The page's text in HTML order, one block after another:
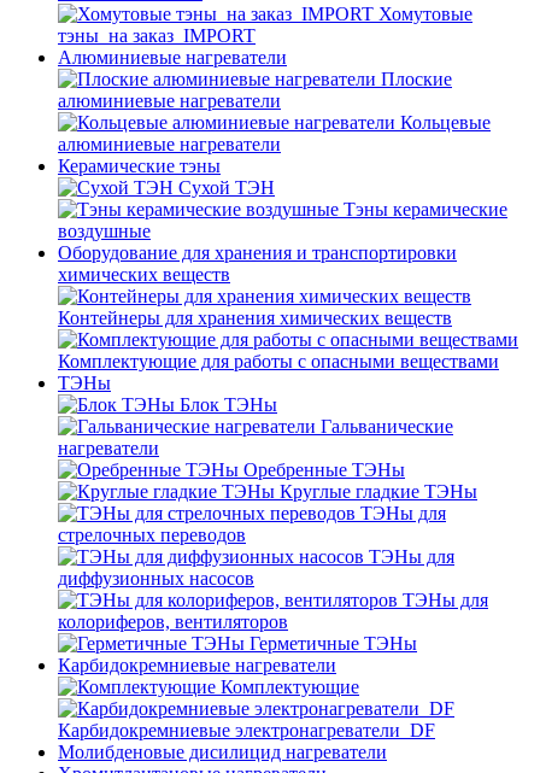
Хомутовые
тэны_на заказ_IMPORT
Алюминиевые нагреватели
Плоские
алюминиевые нагреватели
Кольцевые
алюминиевые нагреватели
Керамические тэны
Сухой ТЭН
Тэны керамические
воздушные
Оборудование для хранения и транспортировки
химических веществ
Контейнеры для хранения химических веществ
Комплектующие для работы с опасными веществами
ТЭНы
Блок ТЭНы
Гальванические
нагреватели
Оребренные ТЭНы
Круглые гладкие ТЭНы
ТЭНы для
стрелочных переводов
ТЭНы для
диффузионных насосов
ТЭНы для
колориферов, вентиляторов
Герметичные ТЭНы
Карбидокремниевые нагреватели
Комплектующие
Карбидокремниевые электронагреватели_DF
Молибденовые дисилицид нагреватели